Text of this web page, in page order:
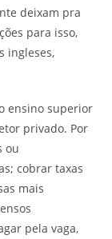
deixam pra
para isso,
ingleses,
ensino superior
privado. Por
ou
cobrar taxas
mais
pela vaga,